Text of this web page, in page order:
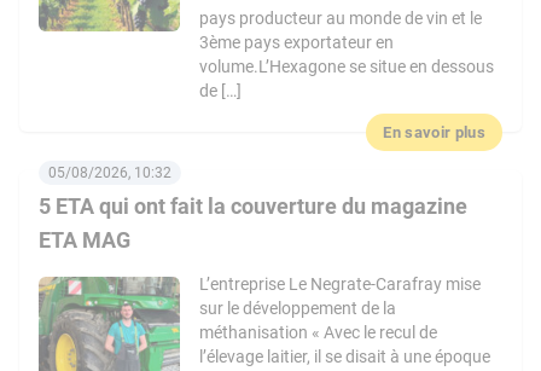
pays producteur au monde de vin et le
3ème pays exportateur en
volume.L’Hexagone se situe en dessous
de […]
En savoir plus
5 ETA qui ont fait la couverture du magazine
ETA MAG
05/08/2026, 10:32
L’entreprise Le Negrate-Carafray mise
sur le développement de la
méthanisation « Avec le recul de
l’élevage laitier, il se disait à une époque